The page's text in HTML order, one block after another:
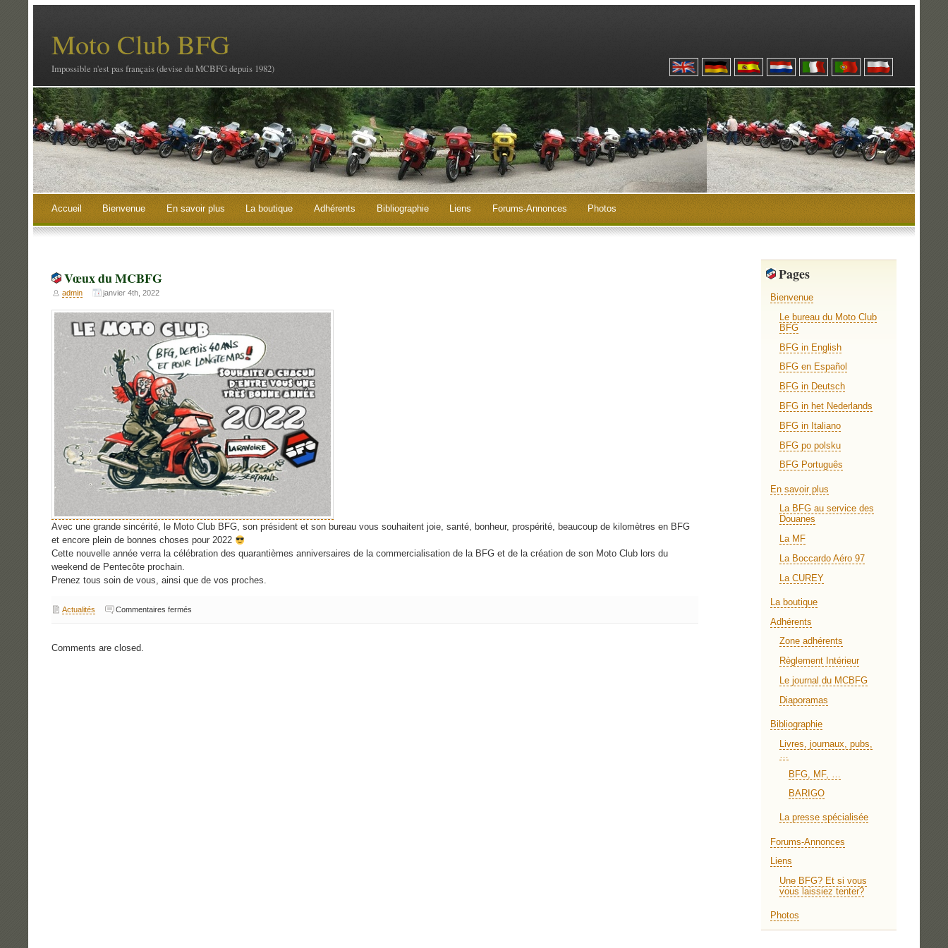
Moto Club BFG
Impossible n'est pas français (devise du MCBFG depuis 1982)
Accueil Bienvenue En savoir plus La boutique Adhérents Bibliographie Liens Forums-Annonces Photos
Vœux du MCBFG
admin janvier 4th, 2022
Avec une grande sincérité, le Moto Club BFG, son président et son bureau vous souhaitent joie, santé, bonheur, prospérité, beaucoup de kilomètres en BFG
et encore plein de bonnes choses pour 2022
Cette nouvelle année verra la célébration des quarantièmes anniversaires de la commercialisation de la BFG et de la création de son Moto Club lors du
weekend de Pentecôte prochain.
Prenez tous soin de vous, ainsi que de vos proches.
Actualités Commentaires ferméssur
Comments are closed.
Pages
Bienvenue
Le bureau du Moto Club
BFG
BFG in English
BFG en Español
BFG in Deutsch
BFG in het Nederlands
BFG in Italiano
BFG po polsku
BFG Português
En savoir plus
La BFG au service des
Douanes
La MF
La Boccardo Aéro 97
La CUREY
La boutique
Adhérents
Zone adhérents
Règlement Intérieur
Le journal du MCBFG
Diaporamas
Bibliographie
Livres, journaux, pubs,
BFG, MF, …
BARIGO
La presse spécialisée
Forums-Annonces
Liens
Une BFG? Et si vous
vous laissiez tenter?
Photos